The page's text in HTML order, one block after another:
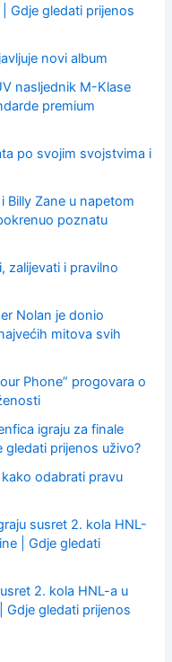
Gdje gledati prijenos
novi album
nasljednik M-Klase
premium
po svojim svojstvima i
Billy Zane u napetom
poznatu
zalijevati i pravilno
Nolan je donio
mitova svih
Phone” progovara o
igraju za finale
gledati prijenos uživo?
odabrati pravu
susret 2. kola HNL-
| Gdje gledati
2. kola HNL-a u
gledati prijenos